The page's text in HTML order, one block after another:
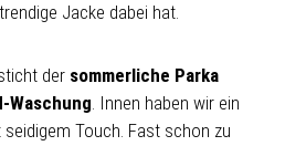
Jacke dabei hat.
der sommerliche Parka
Waschung. Innen haben wir ein
Touch. Fast schon zu